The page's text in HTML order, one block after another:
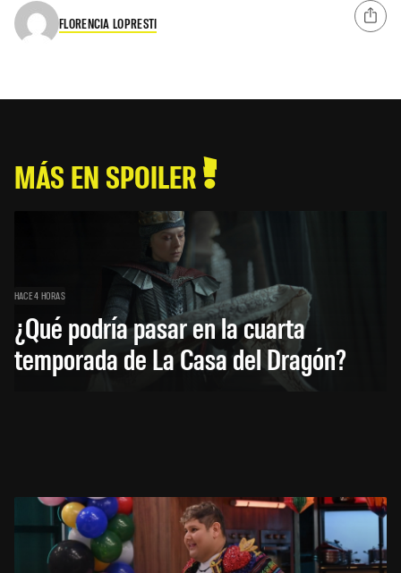
FLORENCIA LOPRESTI
MÁS EN SPOILER
HACE 4 HORAS
¿Qué podría pasar en la cuarta
temporada de La Casa del Dragón?